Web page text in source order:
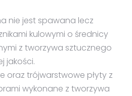
nie jest spawana lecz
kulowymi o średnicy
z tworzywa sztucznego
jakości.
oraz trójwarstwowe płyty z
wykonane z tworzywa